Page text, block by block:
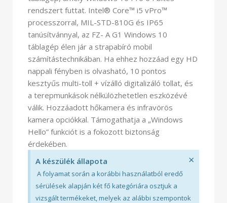
rendszert futtat. Intel® Core™ i5 vPro™
processzorral, MIL-STD-810G és IP65
tanúsítvánnyal, az FZ- A G1 Windows 10
táblagép élen jár a strapabíró mobil
számítástechnikában. Ha ehhez hozzáad egy HD
nappali fényben is olvasható, 10 pontos
kesztyűs multi-toll + vízálló digitalizáló tollat, és
a terepmunkások nélkülözhetetlen eszközévé
válik. Hozzáadott hőkamera és infravörös
kamera opciókkal. Támogathatja a „Windows
Hello” funkciót is a fokozott biztonság
érdekében.
A készülék állapota
A folyamat során a korábbi használatból eredő
sérülések alapján két fő kategóriára osztjuk a
vizsgált termékeket, melyek az alábbi szempontok
×